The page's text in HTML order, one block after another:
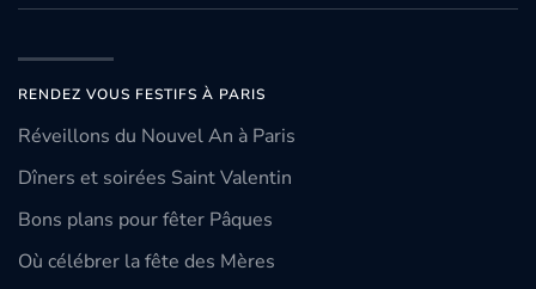
RENDEZ VOUS FESTIFS À PARIS
Réveillons du Nouvel An à Paris
Dîners et soirées Saint Valentin
Bons plans pour fêter Pâques
Où célébrer la fête des Mères